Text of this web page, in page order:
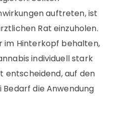
auftreten, ist
Rat einzuholen.
im Hinterkopf behalten,
individuell stark
entscheidend, auf den
die Anwendung